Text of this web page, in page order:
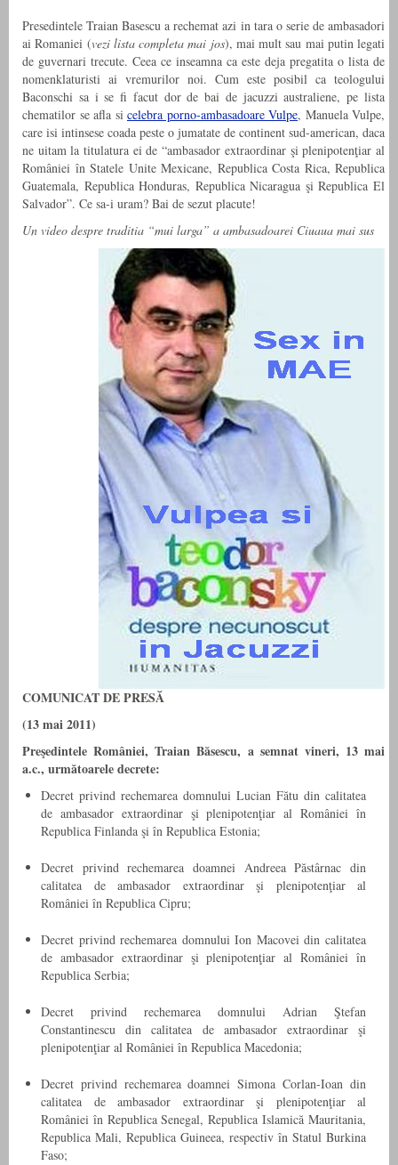
Presedintele Traian Basescu a rechemat azi in tara o serie de ambasadori
ai Romaniei (vezi lista completa mai jos), mai mult sau mai putin legati
de guvernari trecute. Ceea ce inseamna ca este deja pregatita o lista de
nomenklaturisti ai vremurilor noi. Cum este posibil ca teologului
Baconschi sa i se fi facut dor de bai de jacuzzi australiene, pe lista
chematilor se afla si celebra porno-ambasadoare Vulpe, Manuela Vulpe,
care isi intinsese coada peste o jumatate de continent sud-american, daca
ne uitam la titulatura ei de “ambasador extraordinar şi plenipotenţiar al
României în Statele Unite Mexicane, Republica Costa Rica, Republica
Guatemala, Republica Honduras, Republica Nicaragua şi Republica El
Salvador”. Ce sa-i uram? Bai de sezut placute!
Un video despre traditia “mui larga” a ambasadoarei Ciuaua mai sus
COMUNICAT DE PRESĂ
(13 mai 2011)
Preşedintele României,Traian Băsescu, a semnat vineri, 13 mai
a.c., următoarele decrete:
Decret privind rechemarea domnului Lucian Fătu din calitatea
de ambasador extraordinar şi plenipotenţiar al României în
Republica Finlanda şi în Republica Estonia;
Decret privind rechemarea doamnei Andreea Păstârnac din
calitatea de ambasador extraordinar şi plenipotenţiar al
României în Republica Cipru;
Decret privind rechemarea domnului Ion Macovei din calitatea
de ambasador extraordinar şi plenipotenţiar al României în
Republica Serbia;
Decret privind rechemarea domnului Adrian Ştefan
Constantinescu din calitatea de ambasador extraordinar şi
plenipotenţiar al României în Republica Macedonia;
Decret privind rechemarea doamnei Simona Corlan-Ioan din
calitatea de ambasador extraordinar şi plenipotenţiar al
României în Republica Senegal, Republica Islamică Mauritania,
Republica Mali, Republica Guineea, respectiv în Statul Burkina
Faso;